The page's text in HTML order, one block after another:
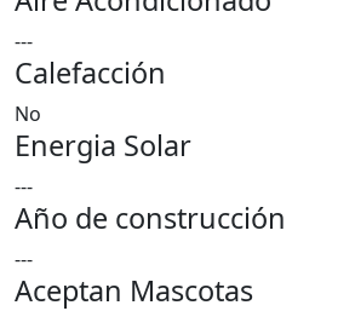
---
Calefacción
No
Energia Solar
---
Año de construcción
---
Aceptan Mascotas